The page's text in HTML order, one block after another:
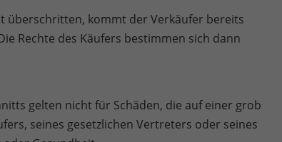
überschritten, kommt der Verkäufer bereits
Rechte des Käufers bestimmen sich dann
gelten nicht für Schäden, die auf einer grob
seines gesetzlichen Vertreters oder seines